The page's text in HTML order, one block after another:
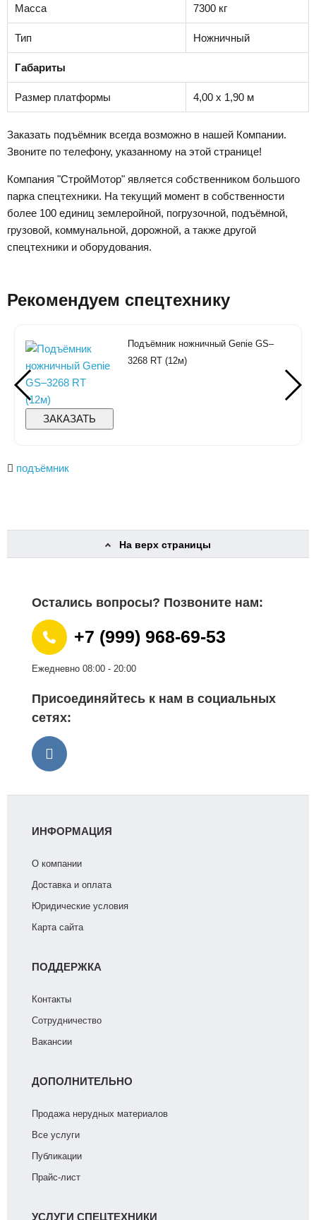
Масса 7300 кг
Тип Ножничный
Габариты
Размер платформы 4,00 х 1,90 м
Заказать подъёмник всегда возможно в нашей Компании.
Звоните по телефону, указанному на этой странице!
Компания "СтройМотор" является собственником большого
парка спецтехники. На текущий момент в собственности
более 100 единиц землеройной, погрузочной, подъёмной,
грузовой, коммунальной, дорожной, а также другой
спецтехники и оборудования.
Рекомендуем спецтехнику
ЗАКАЗАТЬ
Подъёмник ножничный Genie GS–
3268 RT (12м)
подъёмник
На верх страницы
Остались вопросы? Позвоните нам:
+7 (999) 968-69-53
Ежедневно 08:00 - 20:00
Присоединяйтесь к нам в социальных
сетях:
ИНФОРМАЦИЯ
О компании
Доставка и оплата
Юридические условия
Карта сайта
ПОДДЕРЖКА
Контакты
Сотрудничество
Вакансии
ДОПОЛНИТЕЛЬНО
Продажа нерудных материалов
Все услуги
Публикации
Прайс-лист
УСЛУГИ СПЕЦТЕХНИКИ